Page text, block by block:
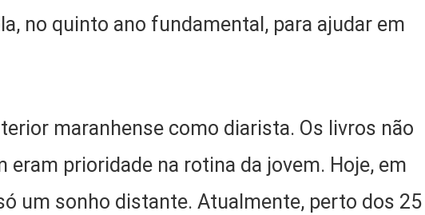
no quinto ano fundamental, para ajudar em
maranhense como diarista. Os livros não
eram prioridade na rotina da jovem. Hoje, em
um sonho distante. Atualmente, perto dos 25